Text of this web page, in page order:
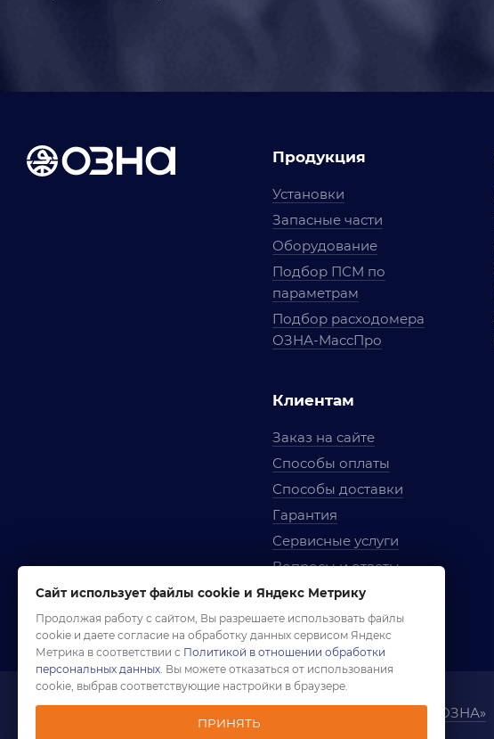
Продукция
Установки
Запасные части
Оборудование
Подбор ПСМ по
параметрам
Подбор расходомера
ОЗНА-МассПро
Клиентам
Заказ на сайте
Способы оплаты
Способы доставки
Гарантия
Сервисные услуги
Вопросы и ответы
Условия сотрудничества
Правила использования
Компания «ОЗНА»
Сайт использует файлы cookie и Яндекс Метрику
Продолжая работу с сайтом, Вы разрешаете использовать файлы
cookie и даете согласие на обработку данных сервисом Яндекс
Метрика в соответствии с Политикой в отношении обработки
персональных данных. Вы можете отказаться от использования
cookie, выбрав соответствующие настройки в браузере.
ПРИНЯТЬ